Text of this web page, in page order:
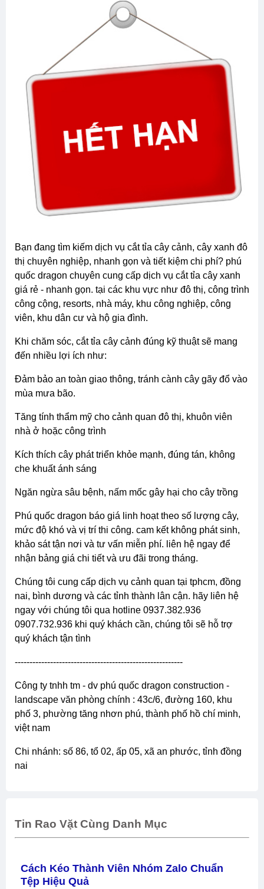
bạn đang tìm kiếm dịch vụ cắt tỉa cây cảnh, cây xanh đô
thị chuyên nghiệp, nhanh gọn và tiết kiệm chi phí? phú
quốc dragon chuyên cung cấp dịch vụ cắt tỉa cây xanh
giá rẻ - nhanh gọn. tại các khu vực như đô thị, công trình
công cộng, resorts, nhà máy, khu công nghiệp, công
viên, khu dân cư và hộ gia đình.
khi chăm sóc, cắt tỉa cây cảnh đúng kỹ thuật sẽ mang
đến nhiều lợi ích như:
đảm bảo an toàn giao thông, tránh cành cây gãy đổ vào
mùa mưa bão.
tăng tính thẩm mỹ cho cảnh quan đô thị, khuôn viên
nhà ở hoặc công trình
kích thích cây phát triển khỏe mạnh, đúng tán, không
che khuất ánh sáng
ngăn ngừa sâu bệnh, nấm mốc gây hại cho cây trồng
phú quốc dragon báo giá linh hoạt theo số lượng cây,
mức độ khó và vị trí thi công. cam kết không phát sinh,
khảo sát tận nơi và tư vấn miễn phí. liên hệ ngay để
nhận bảng giá chi tiết và ưu đãi trong tháng.
chúng tôi cung cấp dịch vụ cảnh quan tại tphcm, đồng
nai, bình dương và các tỉnh thành lân cận. hãy liên hệ
ngay với chúng tôi qua hotline 0937.382.936
0907.732.936 khi quý khách cần, chúng tôi sẽ hỗ trợ
quý khách tận tình
---------------------------------------------------------
công ty tnhh tm - dv phú quốc dragon construction -
landscape văn phòng chính : 43c/6, đường 160, khu
phố 3, phường tăng nhơn phú, thành phố hồ chí minh,
việt nam
chi nhánh: số 86, tổ 02, ấp 05, xã an phước, tỉnh đồng
nai
Tin Rao Vặt Cùng Danh Mục
Cách Kéo Thành Viên Nhóm Zalo Chuẩn
Tệp Hiệu Quả